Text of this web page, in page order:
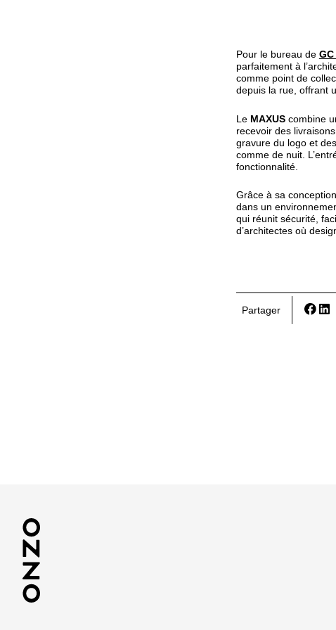
Pour le bureau de
parfaitement à
comme point de
depuis la rue, offrant
Le MAXUScombine
recevoir des
gravure du logo et
comme de nuit.
fonctionnalité.
Grâce à sa
dans un
qui réunit sécurité,
d’architectes où
Partager